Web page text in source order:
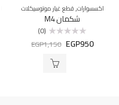
اكسسوارات,قطع غيار موتوسيكلات
شكمان M4
التقييم
(0)
EGP950
EGP1,150